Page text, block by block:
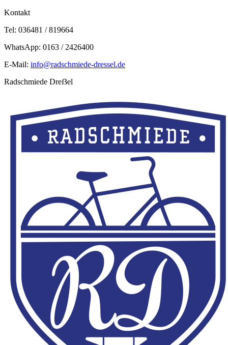
Kontakt
Tel: 036481 / 819664
WhatsApp: 0163 / 2426400
E-Mail: info@radschmiede-dressel.de
Radschmiede Dreẞel